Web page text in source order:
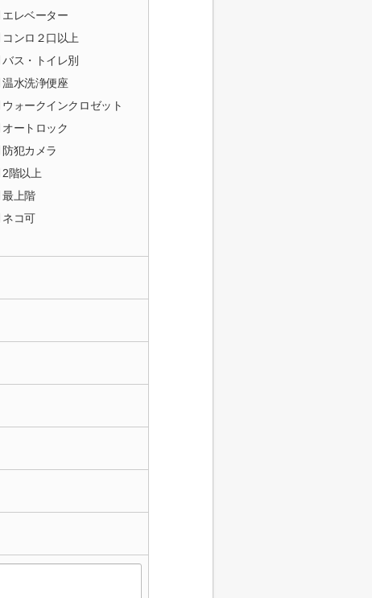
エレベーター
コンロ２口以上
バス・トイレ別
温水洗浄便座
ウォークインクロゼット
オートロック
防犯カメラ
2階以上
最上階
ネコ可